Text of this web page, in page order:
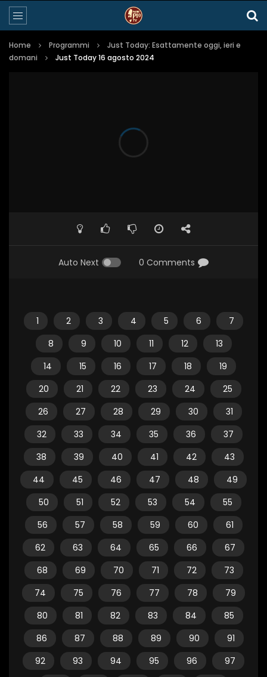
Home Programmi
Just Today: Esattamente oggi, ieri e
domani
Just Today 16 agosto 2024
Auto Next 0 Comments
1 2 3 4 5 6
7
8
9 10 11 12
13
14
15 16 17 18
19
20
21 22 23 24
25
26
27 28 29 30
31
32
33 34 35 36
37
38
39 40 41 42
43
44
45 46 47 48
49
50
51 52 53 54
55
56
57 58 59 60
61
62
63 64 65 66
67
68
69 70 71 72
73
74
75 76 77 78
79
80
81 82 83 84
85
86
87 88 89 90
91
92
93 94 95 96
97